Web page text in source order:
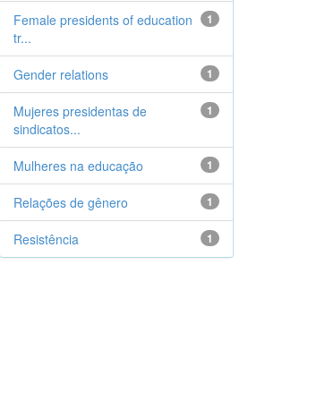
1
Female presidents of education
tr...
1
Gender relations
1
Mujeres presidentas de
sindicatos...
1
Mulheres na educação
1
Relações de gênero
1
Resistência